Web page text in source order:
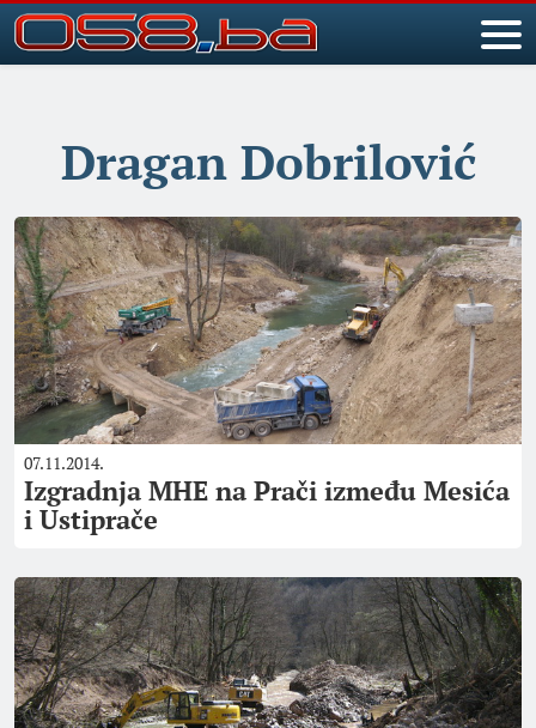
Dragan Dobrilović
07.11.2014.
Izgradnja MHE na Prači između Mesića
i Ustiprače